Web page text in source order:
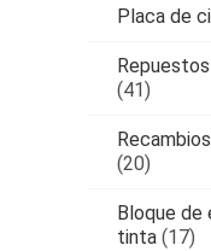
Placa de
(41)
(20)
Bloque
tinta (17)